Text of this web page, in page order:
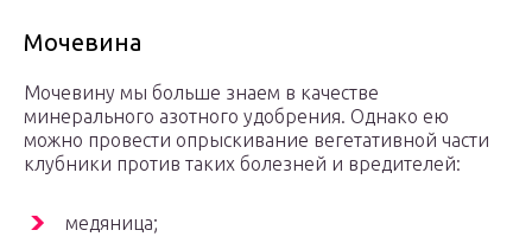
Мочевина
Мочевину мы больше знаем в качестве
минерального азотного удобрения. Однако ею
можно провести опрыскивание вегетативной части
клубники против таких болезней и вредителей:
медяница;